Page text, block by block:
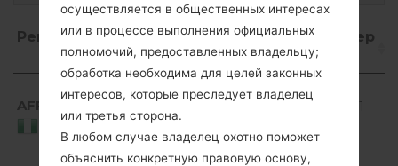
Регион
Название
файла
ОС Размер
Регион
Название
файла
ОС
AFR
Nigeria
V10F_00.kdz
4.1-4.3
Bean
510.01
осуществляется в общественных интересах
или в процессе выполнения официальных
полномочий, предоставленных владельцу;
обработка необходима для целей законных
интересов, которые преследует владелец
или третья сторона.
В любом случае владелец охотно поможет
объяснить конкретную правовую основу,